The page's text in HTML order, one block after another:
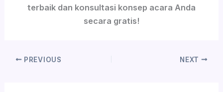
terbaik dan konsultasi konsep acara Anda
secara gratis!
PREVIOUS NEXT